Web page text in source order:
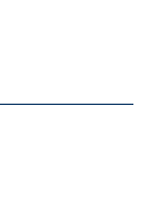
- Apertura in
finestra
di posta
meno